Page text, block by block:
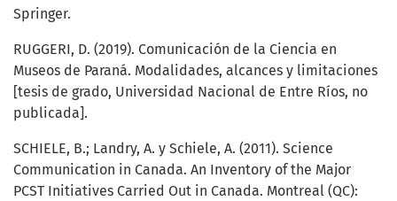
Springer.
RUGGERI, D. (2019). Comunicación de la Ciencia en
Museos de Paraná. Modalidades, alcances y limitaciones
[tesis de grado, Universidad Nacional de Entre Ríos, no
publicada].
SCHIELE, B.; Landry, A. y Schiele, A. (2011). Science
Communication in Canada. An Inventory of the Major
PCST Initiatives Carried Out in Canada. Montreal (QC):